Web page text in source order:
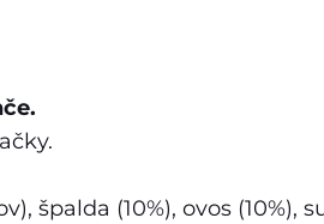
špalda (10%), ovos (10%),